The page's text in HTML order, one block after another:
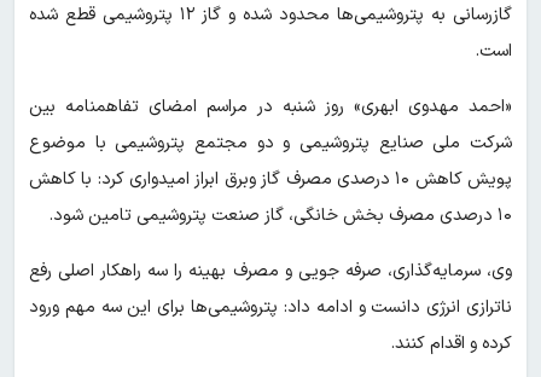
گازرسانی به پتروشیمی‌ها محدود شده و گاز ۱۲ پتروشیمی قطع شده
است.
«احمد مهدوی ابهری» روز شنبه در مراسم امضای تفاهمنامه بین
شرکت ملی صنایع پتروشیمی و دو مجتمع پتروشیمی با موضوع
پویش کاهش ۱۰ درصدی مصرف گاز وبرق ابراز امیدواری کرد: با کاهش
۱۰ درصدی مصرف بخش خانگی، گاز صنعت پتروشیمی تامین شود.
وی، سرمایه‌گذاری، صرفه جویی و مصرف بهینه را سه راهکار اصلی رفع
ناترازی انرژی دانست و ادامه‌ داد: پتروشیمی‌ها برای این سه مهم ورود
کرده و اقدام کنند.